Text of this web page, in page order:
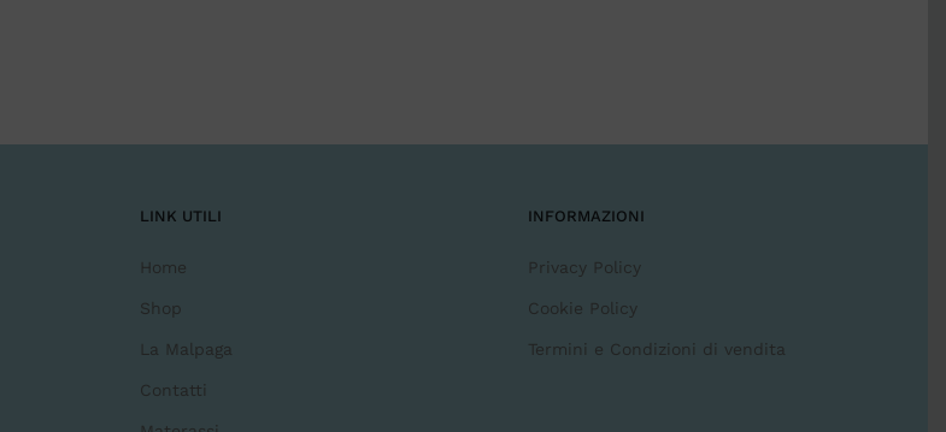
LINK UTILI
Home
Shop
La Malpaga
Contatti
INFORMAZIONI
Privacy Policy
Cookie Policy
Termini e Condizioni di vendita